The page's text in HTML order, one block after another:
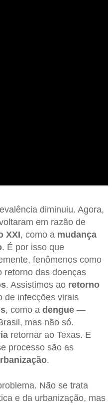
diminuiu. Agora,
em razão de
XXI, como a mudança
. É por isso que
fenômenos como
retorno das doenças
. Assistimos ao retorno
de infecções virais
, como a dengue —
mas não só.
retornar ao Texas. E
processo são as
.
Não se trata
e da urbanização, mas